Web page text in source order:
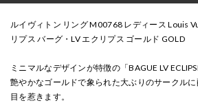
ルイヴィトン リング M00768 レディース Louis
リプス バーグ・LV エクリプス ゴールド GOLD
ミニマルなデザインが特徴の「BAGUE LV
艶やかなゴールドで象られた大ぶりのサークル
目を惹きます。